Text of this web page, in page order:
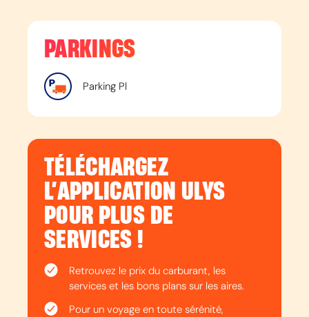
PARKINGS
Parking Pl
TÉLÉCHARGEZ
L’APPLICATION ULYS
POUR PLUS DE
SERVICES !
Retrouvez le prix du carburant, les
services et les bons plans sur les aires.
Pour un voyage en toute sérénité,